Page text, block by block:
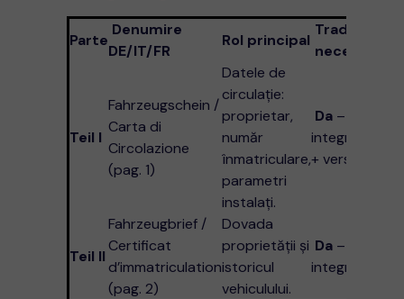
Parte
Denumire
DE/IT/FR
Rol principal
Traducere
necesară?
Teil I
Fahrzeugschein /
Carta di
Circolazione
(pag. 1)
Datele de
circulaţie:
proprietar,
număr
înmatriculare,
parametri
instalaţi.
Da –
integral, faţă
+ verso
Teil II
Fahrzeugbrief /
Certificat
d’immatriculation
(pag. 2)
Dovada
proprietăţii şi
istoricul
vehiculului.
Da –
integral